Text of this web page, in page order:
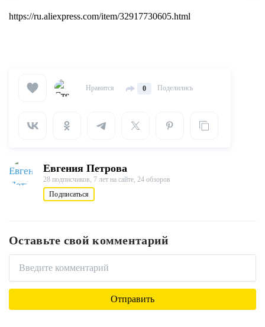
ребенок on Aliexpress.com | Alibaba Group
https://ru.aliexpress.com/item/32917730605.html
Нравится 0 Поделились
Евгения Петрова
28 подписчиков, 7 лет на сайте, 24 обзоров
Подписаться
Оставьте свой комментарий